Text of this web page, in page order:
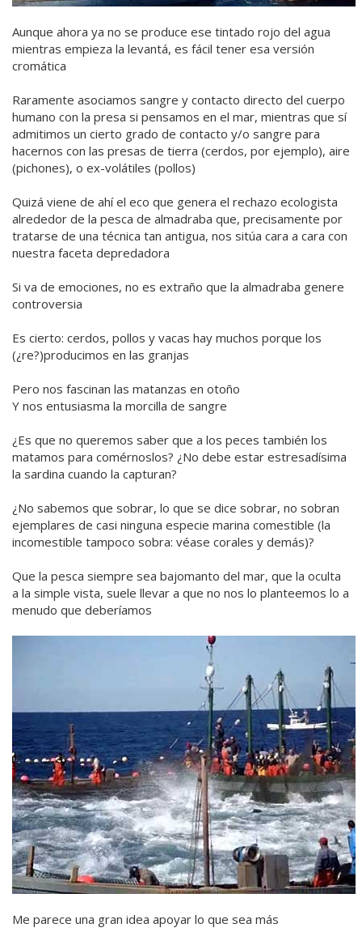
Aunque ahora ya no se produce ese tintado rojo del agua
mientras empieza la levantá, es fácil tener esa versión
cromática
Raramente asociamos sangre y contacto directo del cuerpo
humano con la presa si pensamos en el mar, mientras que sí
admitimos un cierto grado de contacto y/o sangre para
hacernos con las presas de tierra (cerdos, por ejemplo), aire
(pichones), o ex-volátiles (pollos)
Quizá viene de ahí el eco que genera el rechazo ecologista
alrededor de la pesca de almadraba que, precisamente por
tratarse de una técnica tan antigua, nos sitúa cara a cara con
nuestra faceta depredadora
Si va de emociones, no es extraño que la almadraba genere
controversia
Es cierto: cerdos, pollos y vacas hay muchos porque los
(¿re?)producimos en las granjas
Pero nos fascinan las matanzas en otoño
Y nos entusiasma la morcilla de sangre
¿Es que no queremos saber que a los peces también los
matamos para comérnoslos? ¿No debe estar estresadísima
la sardina cuando la capturan?
¿No sabemos que sobrar, lo que se dice sobrar, no sobran
ejemplares de casi ninguna especie marina comestible (la
incomestible tampoco sobra: véase corales y demás)?
Que la pesca siempre sea bajomanto del mar, que la oculta
a la simple vista, suele llevar a que no nos lo planteemos lo a
menudo que deberíamos
Me parece una gran idea apoyar lo que sea más